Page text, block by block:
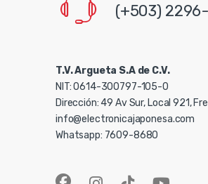
(+503)
T.V. Argueta S.A de C.V.
NIT: 0614-300797-105-0
Dirección: 49 Av Sur, Local 921,
info@electronicajaponesa.com
Whatsapp: 7609-8680